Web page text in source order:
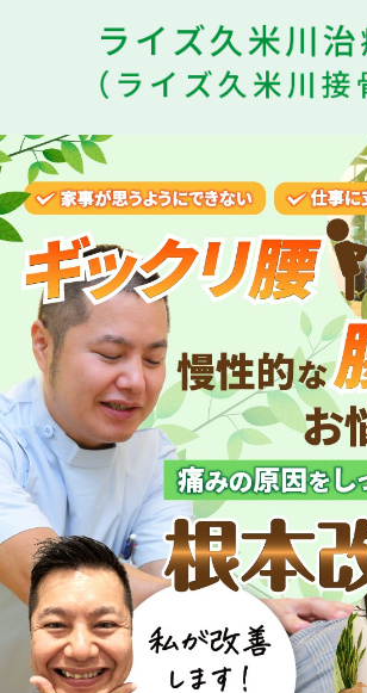
料金・メニュー
初めての方へ
他院との違い
患者様の声
スタッフ
ブログ
アクセス
予約・お問合せ